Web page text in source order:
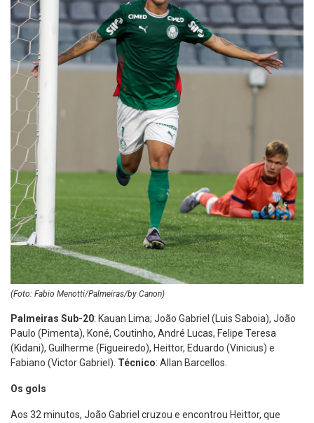
(Foto: Fabio Menotti/Palmeiras/by Canon)
Palmeiras Sub-20: Kauan Lima; João Gabriel (Luis Saboia), João
Paulo (Pimenta), Koné, Coutinho, André Lucas, Felipe Teresa
(Kidani), Guilherme (Figueiredo), Heittor, Eduardo (Vinicius) e
Fabiano (Victor Gabriel). Técnico: Allan Barcellos.
Os gols
Aos 32 minutos, João Gabriel cruzou e encontrou Heittor, que